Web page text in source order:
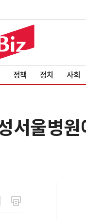
정책 정치 사회
서울병원